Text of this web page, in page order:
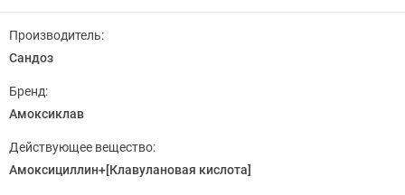
Производитель:
Сандоз
Бренд:
Амоксиклав
Действующее вещество:
Амоксициллин+[Клавулановая кислота]